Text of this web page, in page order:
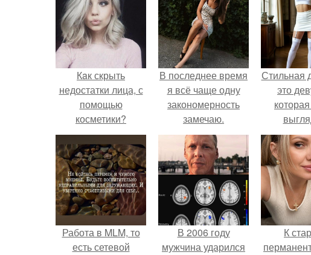
Кaк скрыть
недостатки лица, с
помощью
косметики?
В последнее время
я всё чаще одну
закономерность
замечаю.
Стильная
это
элегантно
Работа в MLM, то
есть сетевой
В 2006 году
мужчина ударился
К